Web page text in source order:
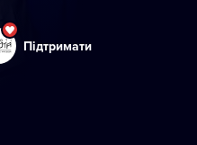
Підтримати